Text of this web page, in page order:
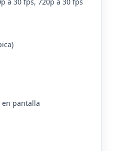
pantalla